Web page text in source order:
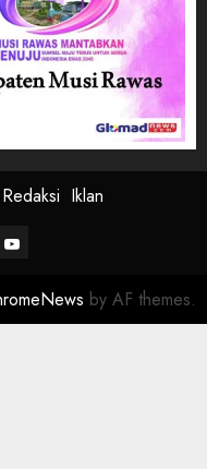
Redaksi Iklan
Youtube
by AF themes.